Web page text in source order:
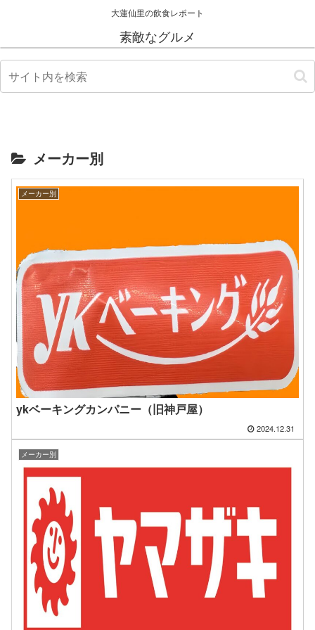
大蓮仙里の飲食レポート
素敵なグルメ
メーカー別
メーカー別
ykベーキングカンパニー（旧神戸屋）
2024.12.31
メーカー別